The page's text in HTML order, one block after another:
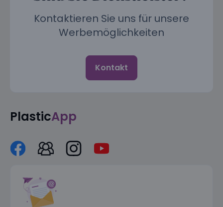
Kontaktieren Sie uns für unsere
Werbemöglichkeiten
Kontakt
PlasticApp